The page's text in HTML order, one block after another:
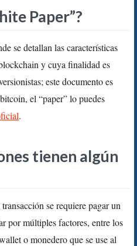
Paper”?
se detallan las características
y cuya finalidad es
este documento es
el “paper” lo puedes
.
tienen algún
se requiere pagar un
por múltiples factores, entre los
o monedero que se use al